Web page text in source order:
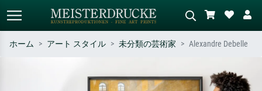
作家名・作品名・スタイルで検索
シーンを説明してください – 例：
ホーム アート スタイル 未分類の芸術家 Alexandre Debelle